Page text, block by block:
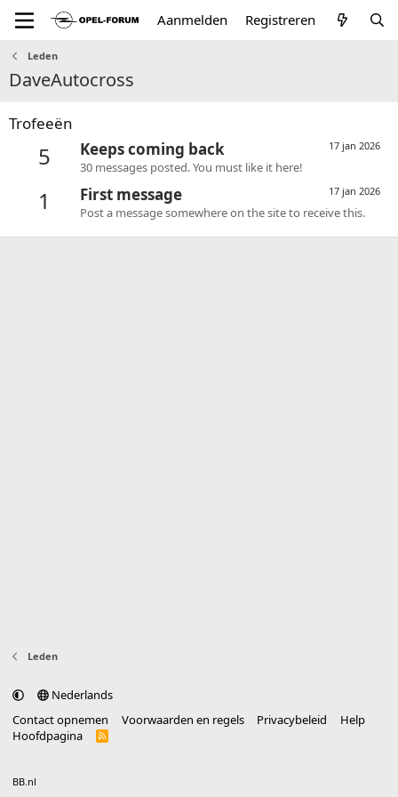
Aanmelden Registreren
Leden
DaveAutocross
Trofeeën
5 17 jan 2026
Keeps coming back
30 messages posted. You must like it here!
1 17 jan 2026
First message
Post a message somewhere on the site to receive this.
Leden
Nederlands
Contact opnemen
Voorwaarden en regels Privacybeleid
Help
Hoofdpagina
R
BB.nl